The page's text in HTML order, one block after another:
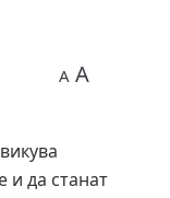
A A
и да станат